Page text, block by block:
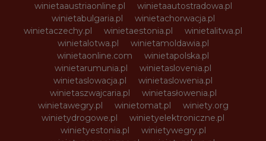
winietaaustriaonline.pl
winietaautostradowa.pl
winietabulgaria.pl
winietachorwacja.pl
winietaczechy.pl
winietaestonia.pl
winietalitwa.pl
winietalotwa.pl
winietamoldawia.pl
winietaonline.com
winietapolska.pl
winietarumunia.pl
winietaslovenia.pl
winietaslowacja.pl
winietaslowenia.pl
winietaszwajcaria.pl
winietasłowenia.pl
winietawegry.pl
winietomat.pl
winiety.org
winietydrogowe.pl
winietyelektroniczne.pl
winietyestonia.pl
winietywegry.pl